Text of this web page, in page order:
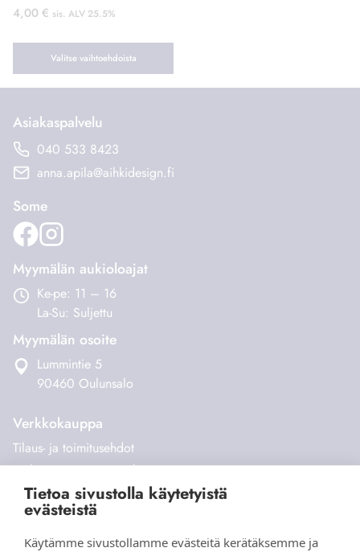
Tietoa sivustolla käytetyistä
evästeistä
analysoidaksemme sivuston suorituskykyä ja käyttöä,
tarjotaksemme sosiaalisen median ominaisuuksia sekä
mainoksia.
4,00 € sis. ALV 25.5%
Valitse vaihtoehdoista
Asiakaspalvelu
040 533 8423
anna.apila@aihkidesign.fi
Some
Myymälän aukioloajat
Ke-pe: 11 – 16
La-Su: Suljettu
Myymälän osoite
Lummintie 5
90460 Oulunsalo
Verkkokauppa
Tilaus- ja toimitusehdot
Maksaminen ja toimitukset
Palautukset
Yhteystiedot